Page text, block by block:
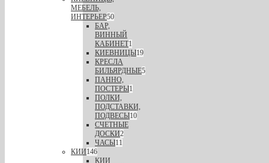
МЕБЕЛЬ,
ИНТЕРЬЕР50
БАР,
ВИННЫЙ
КАБИНЕТ1
КИЕВНИЦЫ19
КРЕСЛА
БИЛЬЯРДНЫЕ5
ПАННО,
ПОСТЕРЫ1
ПОЛКИ,
ПОДСТАВКИ,
ПОДВЕСЫ10
СЧЕТНЫЕ
ДОСКИ2
ЧАСЫ11
КИИ146
КИИ